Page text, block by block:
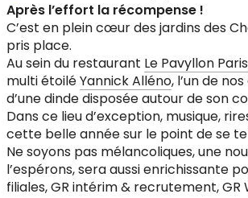
Après l’effort la récompense !
C’est en plein cœur des jardins des
pris place.
Au sein du restaurant Le Pavyllon Paris
multi étoiléYannick Alléno, l’un de
d’une dinde disposée autour de son
Dans ce lieu d’exception, musique,
cette belle année sur le point de se
Ne soyons pas mélancoliques, une
l’espérons, sera aussi enrichissante
filiales, GR intérim & recrutement,